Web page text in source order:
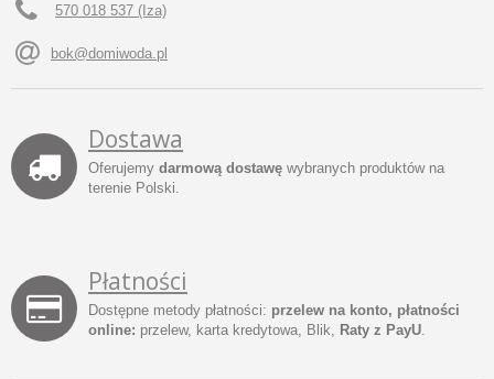
570 018 537 (Iza)
bok@domiwoda.pl
Dostawa
Oferujemy darmową dostawę wybranych produktów na
terenie Polski.
Płatności
Dostępne metody płatności: przelew na konto, płatności
online: przelew, karta kredytowa, Blik, Raty z PayU